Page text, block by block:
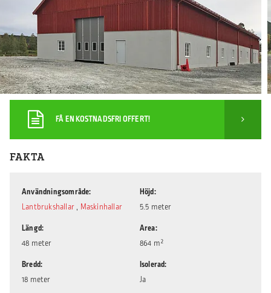
FÅ EN KOSTNADSFRI OFFERT!
FAKTA
Användningsområde
Lantbrukshallar , Maskinhallar
Längd
48 meter
Bredd
18 meter
Höjd
5.5 meter
Area
864 m²
Isolerad
Ja